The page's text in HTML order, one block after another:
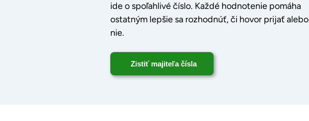
ide o spoľahlivé číslo. Každé hodnotenie pomáha
ostatným lepšie sa rozhodnúť, či hovor prijať alebo
nie.
Zistiť majiteľa čísla